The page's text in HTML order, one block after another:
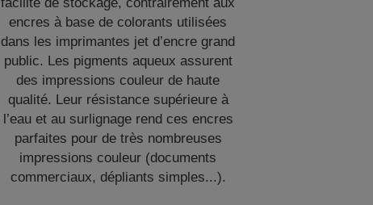
encres à base de colorants utilisées
dans les imprimantes jet d’encre grand
public. Les pigments aqueux assurent
des impressions couleur de haute
qualité. Leur résistance supérieure à
l’eau et au surlignage rend ces encres
parfaites pour de très nombreuses
impressions couleur (documents
commerciaux, dépliants simples...).